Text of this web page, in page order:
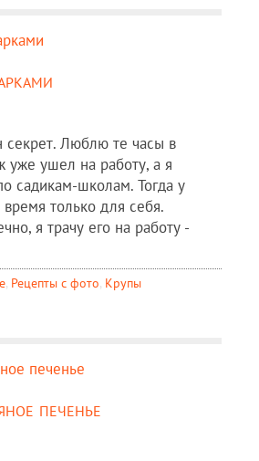
секрет. Люблю те часы в
уже ушел на работу, а я
садикам-школам. Тогда у
только для себя.
я трачу его на работу -
, Рецепты c фото, Крупы
печенье